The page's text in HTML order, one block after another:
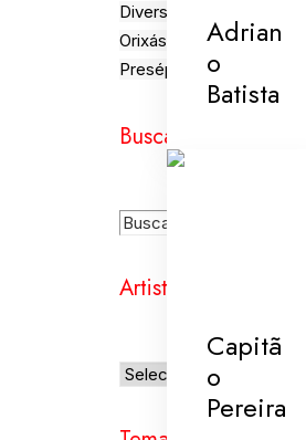
Diversões
Orixás
Presépios
Busca
Artistas
Adrian
o
Batista
Capitã
o
Pereira